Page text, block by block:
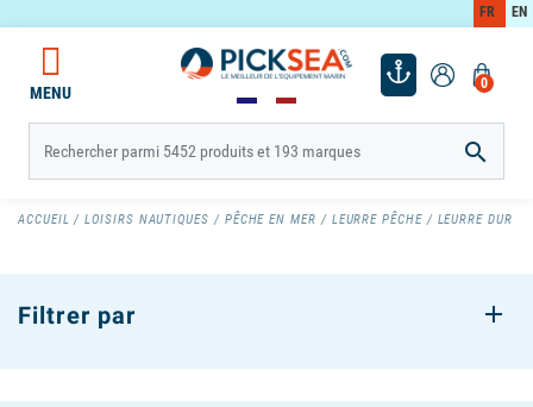
FR EN
0
MENU

ACCUEIL LOISIRS NAUTIQUES PÊCHE EN MER LEURRE PÊCHE LEURRE DUR
Filtrer par